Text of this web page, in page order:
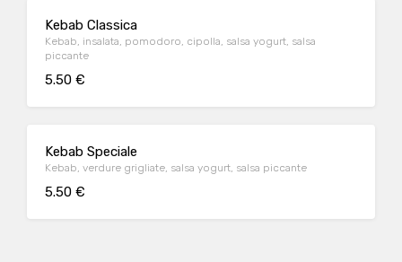
Kebab Classica
Kebab, insalata, pomodoro, cipolla, salsa yogurt, salsa
piccante
5.50 €
Kebab Speciale
Kebab, verdure grigliate, salsa yogurt, salsa piccante
5.50 €